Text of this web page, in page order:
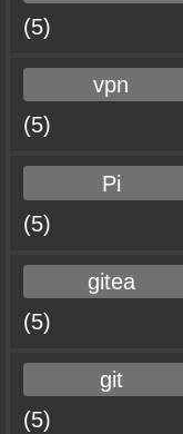
(5)
vpn
(5)
Pi
(5)
gitea
(5)
git
(5)